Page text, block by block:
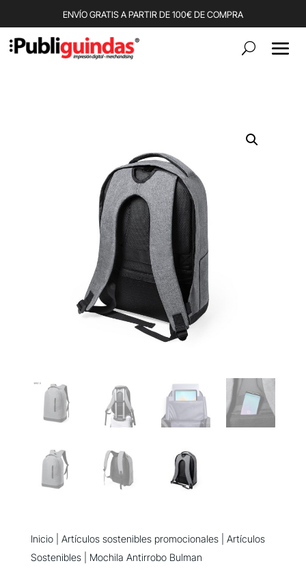
ENVÍO GRATIS A PARTIR DE 100€ DE COMPRA
Inicio| Artículos sostenibles promocionales| Artículos
Sostenibles| Mochila Antirrobo Bulman